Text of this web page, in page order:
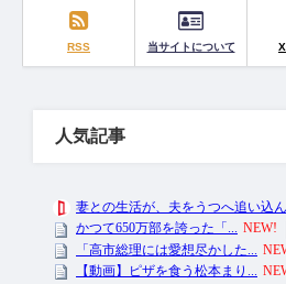
RSS 当サイトについて
人気記事